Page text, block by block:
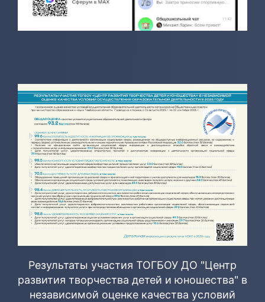
Результаты участия ТОГБОУ ДО "Центр
развития творчества детей и юношества" в
независимой оценке качества условий